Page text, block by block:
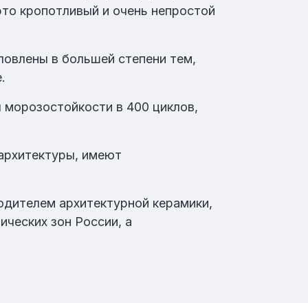
кропотливый и очень непростой
в большей степени тем,
морозостойкости в 400 циклов,
имеют
архитектурной керамики,
зон России, а